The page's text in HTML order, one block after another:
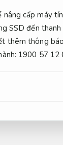
nâng cấp máy
SSD đến
thêm thông
1900 57 12